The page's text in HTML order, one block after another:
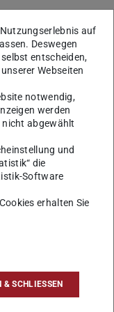
auf
Deswegen
entscheiden,
Webseiten
notwendig,
werden
nicht abgewählt
und
die
Software
erhalten Sie
& SCHLIESSEN